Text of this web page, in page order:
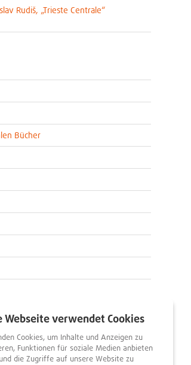
Rudiš, „Trieste Centrale“
Bücher
Webseite verwendet Cookies
Cookies, um Inhalte und Anzeigen zu
Funktionen für soziale Medien anbieten
die Zugriffe auf unsere Website zu